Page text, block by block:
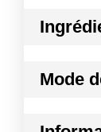
noisettes
Fruits à
Mode